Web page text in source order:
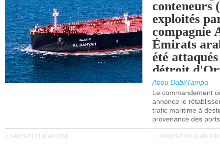
conteneurs
exploités
compagnie
Émirats
été
détroit
Abou Dabi/Tampa
Le commandement
annonce le
trafic maritime à
provenance des
TRANSPORT MARITIME TRANSPORT